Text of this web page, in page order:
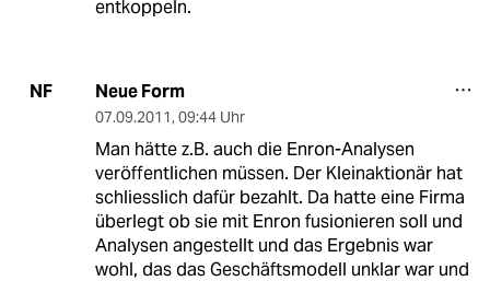
entkoppeln.
NF Neue Form
07.09.2011, 09:44 Uhr
Man hätte z.B. auch die Enron-Analysen
veröffentlichen müssen. Der Kleinaktionär hat
schliesslich dafür bezahlt. Da hatte eine Firma
überlegt ob sie mit Enron fusionieren soll und
Analysen angestellt und das Ergebnis war
wohl, das das Geschäftsmodell unklar war und